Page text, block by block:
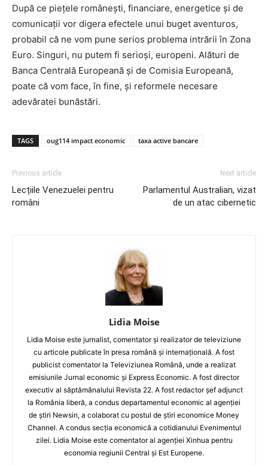
După ce piețele românești, financiare, energetice și de
comunicații vor digera efectele unui buget aventuros,
probabil că ne vom pune serios problema intrării în Zona
Euro. Singuri, nu putem fi serioși, europeni. Alături de
Banca Centrală Europeană și de Comisia Europeană,
poate că vom face, în fine, și reformele necesare
adevăratei bunăstări.
TAGS oug114 impact economic taxa active bancare
Previous article
Lecțiile Venezuelei pentru
români
Next article
Parlamentul Australian, vizat
de un atac cibernetic
Lidia Moise
Lidia Moise este jurnalist, comentator și realizator de televiziune
cu articole publicate în presa română și internațională. A fost
publicist comentator la Televiziunea Română, unde a realizat
emisiunile Jurnal economic și Express Economic. A fost director
executiv al săptămânalului Revista 22. A fost redactor șef adjunct
la România liberă, a condus departamentul economic al agenției
de știri Newsin, a colaborat cu postul de știri economice Money
Channel. A condus secția economică a cotidianului Evenimentul
zilei. Lidia Moise este comentator al agenției Xinhua pentru
economia regiunii Central și Est Europene.